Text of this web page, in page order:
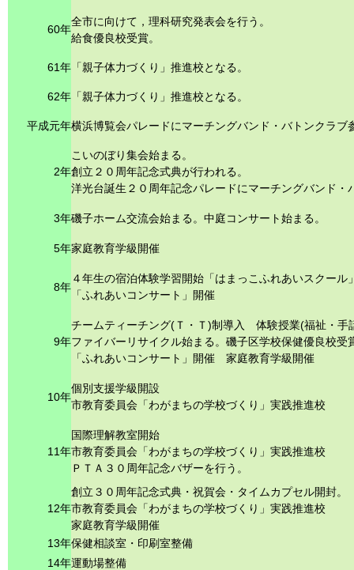
60年
全市に向けて，理科研究発表会を行う。
給食優良校受賞。
61年 「親子体力づくり」推進校となる。
62年 「親子体力づくり」推進校となる。
平成元年横浜博覧会パレードにマーチングバンド・バトンクラブ
2年
こいのぼり集会始まる。
創立２０周年記念式典が行われる。
洋光台誕生２０周年記念パレードにマーチングバンド・
3年磯子ホーム交流会始まる。中庭コンサート始まる。
5年家庭教育学級開催
8年
４年生の宿泊体験学習開始「はまっこふれあいスクール
「ふれあいコンサート」開催
9年
チームティーチング(Ｔ・Ｔ)制導入 体験授業(福祉・手
ファイバーリサイクル始まる。磯子区学校保健優良校受
「ふれあいコンサート」開催 家庭教育学級開催
10年
個別支援学級開設
市教育委員会「わがまちの学校づくり」実践推進校
11年
国際理解教室開始
市教育委員会「わがまちの学校づくり」実践推進校
ＰＴＡ３０周年記念バザーを行う。
12年
創立３０周年記念式典・祝賀会・タイムカプセル開封。
市教育委員会「わがまちの学校づくり」実践推進校
家庭教育学級開催
13年保健相談室・印刷室整備
14年運動場整備